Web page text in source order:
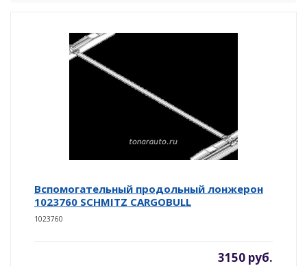
Вспомогательный продольный лонжерон
1023760 SCHMITZ CARGOBULL
1023760
3150 руб.